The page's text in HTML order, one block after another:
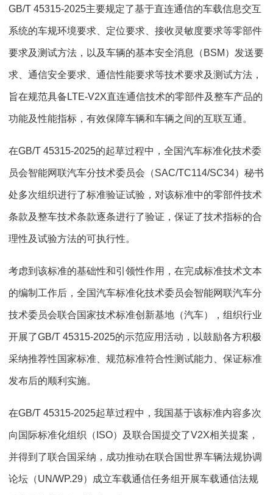
GB/T 45315-2025主要规定了基于直连通信的车载信息交互
系统的车规环境要求、定位要求、接收灵敏度要求等零部件
要求及测试方法，以及车辆的基本安全消息（BSM）发送要
求、通信安全要求、通信性能要求等技术要求及测试方法，
旨在规范具备LTE-V2X直连通信技术的零部件及整车产品的
功能及性能指标，有效保障车辆和车辆之间的互联互通。
在GB/T 45315-2025的起草过程中，全国汽车标准化技术委
员会智能网联汽车分技术委员会（SAC/TC114/SC34）秘书
处多次组织进行了标准验证试验，对该标准中的零部件技术
条款及整车技术条款逐条进行了验证，保证了技术指标的合
理性及试验方法的可执行性。
考虑到该标准的基础性和引领性作用，在完成标准技术文本
的编制工作后，全国汽车标准化技术委员会智能网联汽车分
技术委员会联合国家技术标准创新基地（汽车），组织行业
开展了GB/T 45315-2025的示范应用活动，以鼓励各方积极
采纳推荐性国家标准、规范标准符合性测试能力、保证标准
发布后的顺利实施。
在GB/T 45315-2025起草过程中，我国基于该标准内容多次
向国际标准化组织（ISO）及联合国提交了V2X相关提案，
并得到了联合国采纳，成功推动在联合国世界车辆法规协调
论坛（UN/WP.29）成立车载通信任务组开展车载通信法规